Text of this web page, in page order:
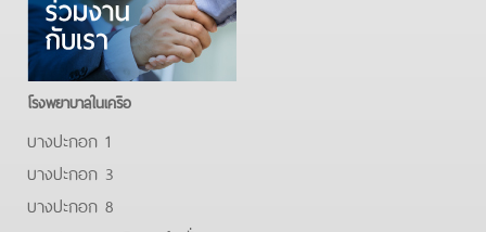
โรงพยาบาลในเครือ
บางปะกอก 1
บางปะกอก 3
บางปะกอก 8